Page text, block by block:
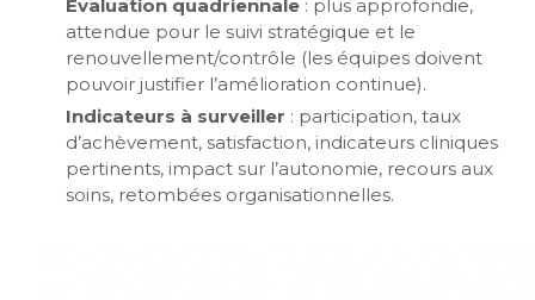
Évaluation quadriennale : plus approfondie,
attendue pour le suivi stratégique et le
renouvellement/contrôle (les équipes doivent
pouvoir justifier l’amélioration continue).
Indicateurs à surveiller : participation, taux
d’achèvement, satisfaction, indicateurs cliniques
pertinents, impact sur l’autonomie, recours aux
soins, retombées organisationnelles.